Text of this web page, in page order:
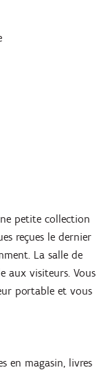
petite collection
reçues le dernier
La salle de
aux visiteurs. Vous
portable et vous
en magasin, livres